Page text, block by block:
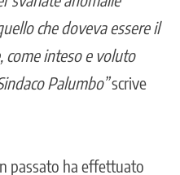
che doveva essere il
come inteso e voluto
Palumbo”scrive
passato ha effettuato